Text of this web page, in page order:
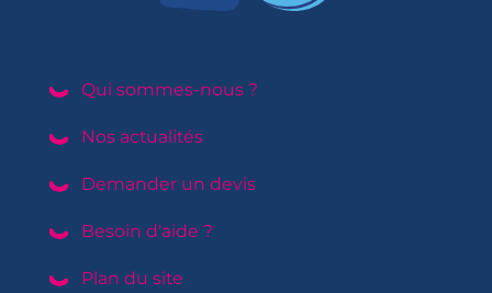
Qui sommes-nous ?
Nos actualités
Demander un devis
Besoin d'aide ?
Plan du site